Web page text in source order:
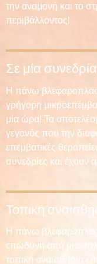
την αναμονή και το
περιβάλλοντος!
Σε μία
Η πάνω
γρήγορη
μία ώρα! Τα
γεγονός που την
επεμβατικές
συνεδρίες και έχουν
Τοπική
Η πάνω
επώδυνη από μια
τοπική αναισθησία